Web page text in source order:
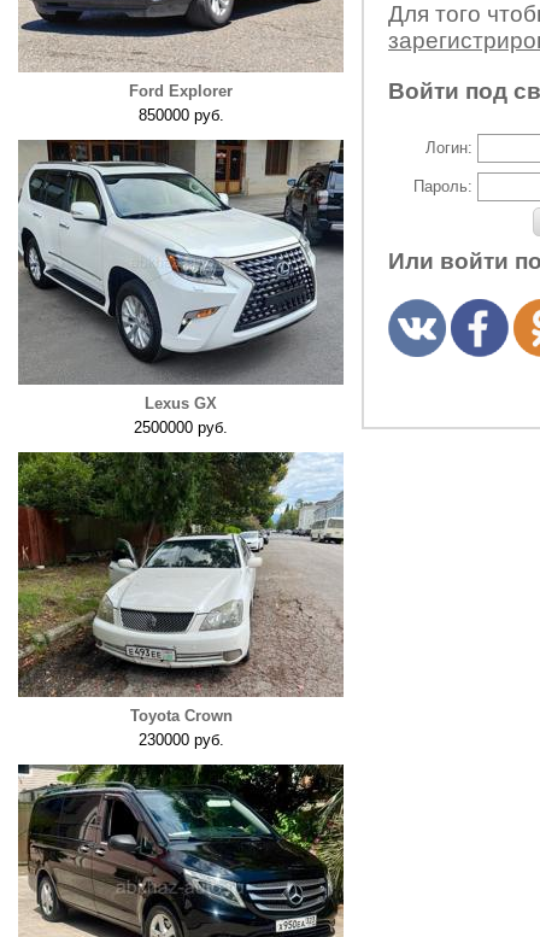
Ford Explorer
850000 руб.
Lexus GX
2500000 руб.
Toyota Crown
230000 руб.
Для того
Войти под
Логин:
Пароль:
Или войти